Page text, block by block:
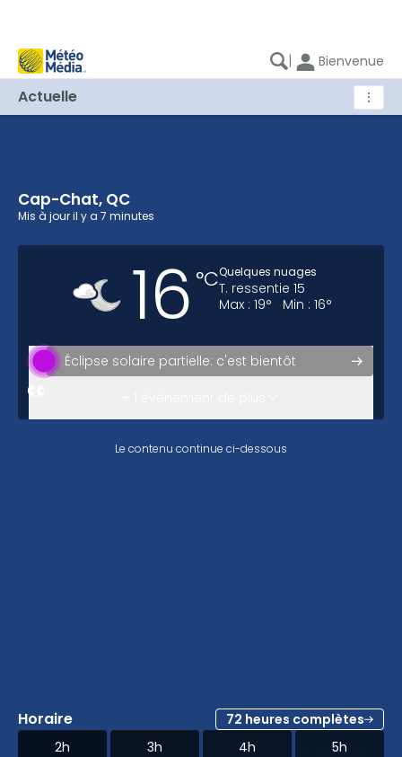
| Bienvenue
Actuelle ⋮
Cap-Chat, QC - Actuel
Cap-Chat, QC
Mis à jouril y a 7 minutes
16 °CQuelques nuages
T. ressentie 15
Max : 19° Min : 16°
Éclipse solaire partielle: c'est bientôt
Horaire
72 heures complètes
2h
3h 4h 5h
Le contenu continue ci-dessous